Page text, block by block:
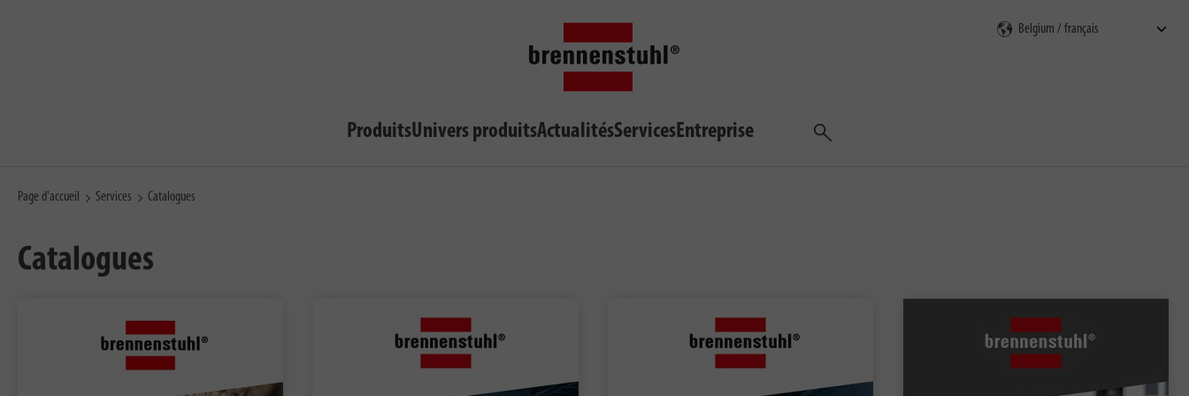
ProduitsUnivers produitsActualitésServicesEntreprise
Rechercher
Page d'accueil Services Catalogues
Catalogues